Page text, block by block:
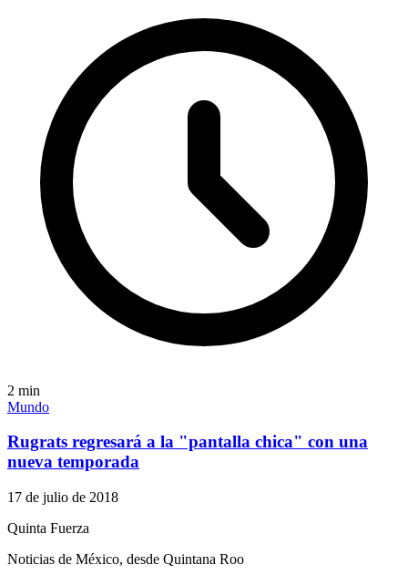
2 min
Mundo
Rugrats regresará a la "pantalla chica" con una
nueva temporada
17 de julio de 2018
Quinta Fuerza
Noticias de México, desde Quintana Roo